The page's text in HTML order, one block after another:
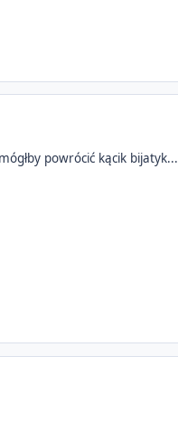
powrócić kącik bijatyk...